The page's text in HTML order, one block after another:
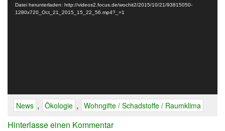
Datei herunterladen: http://videos2.focus.de/wochit2/2015/10/21/93815050-
1280x720_Oct_21_2015_15_22_56.mp4?_=1
News , Ökologie , Wohngifte / Schadstoffe / Raumklima
Hinterlasse einen Kommentar